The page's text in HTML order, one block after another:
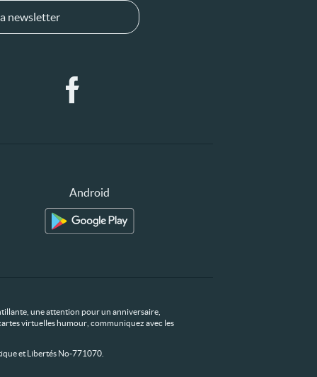
newsletter
Android
une attention pour un anniversaire,
virtuelles humour, communiquez avec les
et Libertés No-771070.